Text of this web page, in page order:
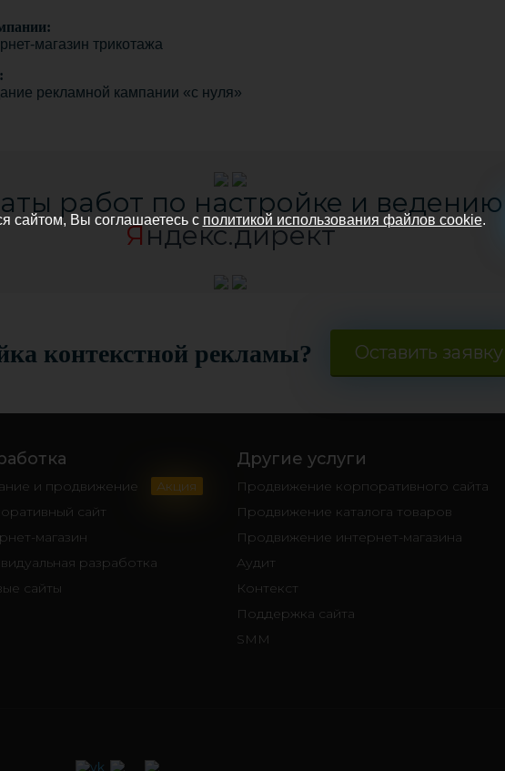
магазин трикотажа
рекламной кампании «с нуля»
работ по настройке и
Яндекс.директ
контекстной рекламы? Оставить заявку
и продвижение
Акция
сайт
магазин
разработка
сайты
Другие услуги
Продвижение корпоративного сайта
Продвижение каталога товаров
Продвижение интернет-магазина
Аудит
Контекст
Поддержка сайта
SMM
сайтом, Вы соглашаетесь с политикой использования файлов cookie.